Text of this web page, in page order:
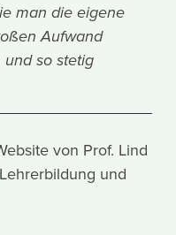
man die eigene
Aufwand
so stetig
von Prof. Lind
und